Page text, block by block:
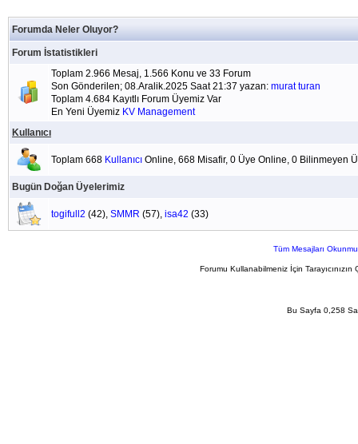
Forumda Neler Oluyor?
Forum İstatistikleri
Toplam 2.966 Mesaj, 1.566 Konu ve 33 Forum
Son Gönderilen; 08.Aralik.2025 Saat 21:37 yazan: murat turan
Toplam 4.684 Kayıtlı Forum Üyemiz Var
En Yeni Üyemiz KV Management
Kullanıcı
Toplam 668 Kullanıcı Online, 668 Misafir, 0 Üye Online, 0 Bilinmeyen
Bugün Doğan Üyelerimiz
togifull2 (42), SMMR (57), isa42 (33)
Tüm Mesajları
Forumu Kullanabilmeniz İçin
Bu Sayfa 0,258